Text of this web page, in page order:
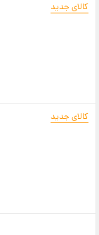
کالای جدید
کالای جدید